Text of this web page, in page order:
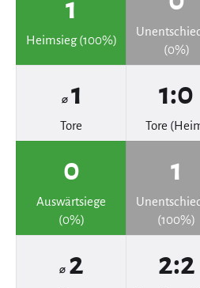
1
Heimsieg (100%)
(0%)
⌀ 1
Tore
1:0
Tore
0
Auswärtsiege
(0%)
1
(100%)
⌀ 2 2:2